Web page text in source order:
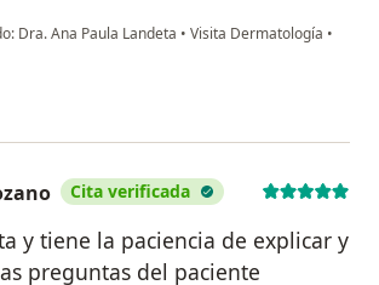
Dra. Ana Paula Landeta • Visita Dermatología •
Antonio Lugo
Cita verificada
y tiene la paciencia de explicar y
preguntas del paciente